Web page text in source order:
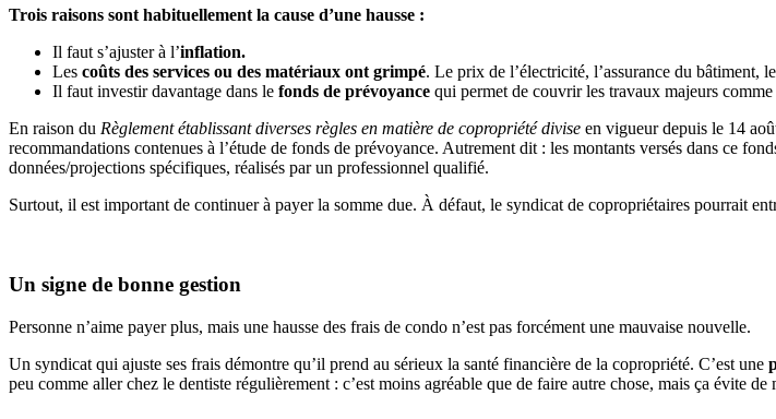
Trois raisons sont habituellement la cause d’une hausse :
Il faut s’ajuster à l’inflation.
Les coûts des services ou des matériaux ont grimpé. Le prix de l’électricité, l’assurance du bâtiment,
Il faut investir davantage dans le fonds de prévoyance qui permet de couvrir les travaux majeurs
En raison du Règlement établissant diverses règles en matière de copropriété divise en vigueur depuis le 14
recommandations contenues à l’étude de fonds de prévoyance. Autrement dit : les montants versés dans ce
données/projections spécifiques, réalisés par un professionnel qualifié.
Surtout, il est important de continuer à payer la somme due. À défaut, le syndicat de copropriétaires pourrait
Un signe de bonne gestion
Personne n’aime payer plus, mais une hausse des frais de condo n’est pas forcément une mauvaise nouvelle.
Un syndicat qui ajuste ses frais démontre qu’il prend au sérieux la santé financière de la copropriété. C’est une
peu comme aller chez le dentiste régulièrement : c’est moins agréable que de faire autre chose, mais ça évite de